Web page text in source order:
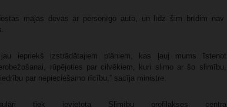
mājās devās ar personīgo auto, un līdz šim brīdim nav
iepriekš izstrādātajiem plāniem, kas ļauj mums īstenot
rūpējoties par cilvēkiem, kuri slimo ar šo slimību,
par nepieciešamo rīcību,” sacīja ministre.
tiek ievietota Slimību profilakses centra